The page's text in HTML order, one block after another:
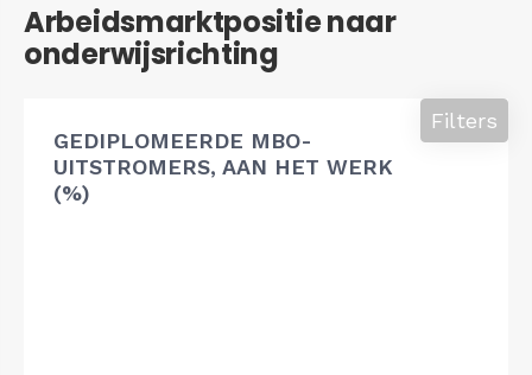
Arbeidsmarktpositie naar
onderwijsrichting
GEDIPLOMEERDE MBO-
UITSTROMERS, AAN HET WERK
(%)
Filters